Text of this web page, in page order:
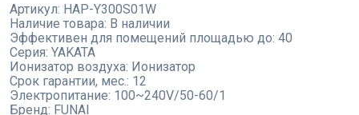
Артикул: HAP-Y300S01W
Наличие товара: В наличии
Эффективен для помещений площадью до: 40
Серия: YAKATA
Ионизатор воздуха: Ионизатор
Срок гарантии, мес.: 12
Электропитание: 100~240V/50-60/1
Бренд: FUNAI